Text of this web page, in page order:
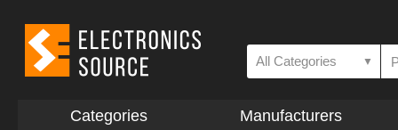
All Categories ▼
Categories Manufacturers